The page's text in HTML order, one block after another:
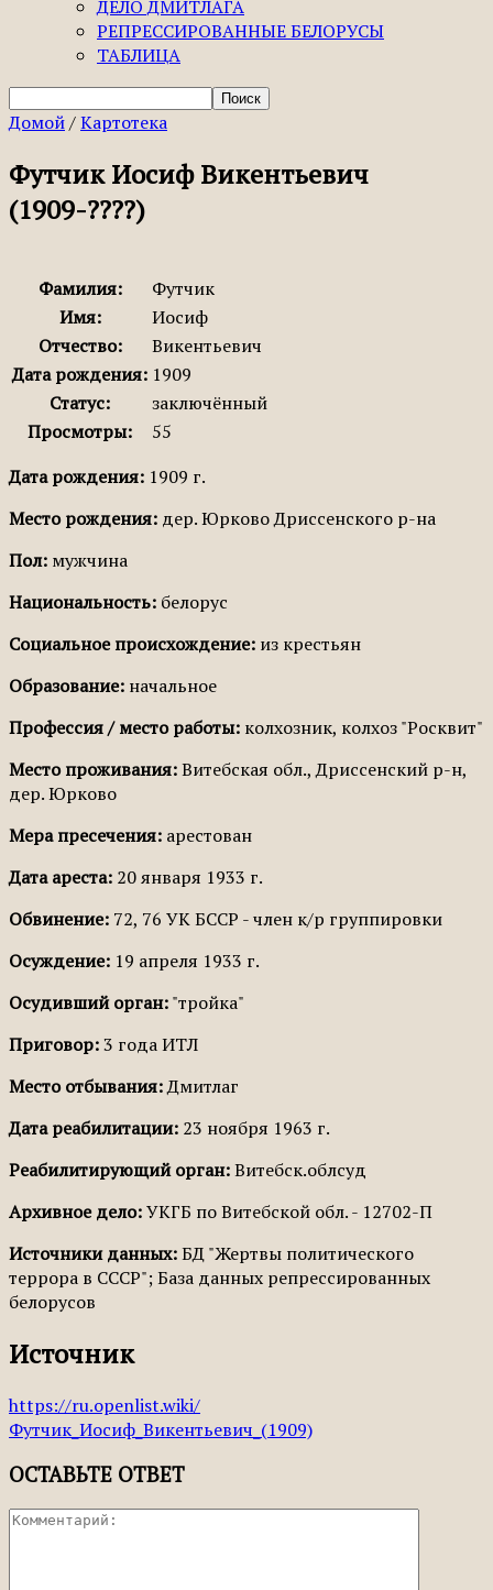
ДЕЛО ДМИТЛАГА
РЕПРЕССИРОВАННЫЕ БЕЛОРУСЫ
ТАБЛИЦА
Домой/Картотека
Футчик Иосиф Викентьевич
(1909-????)
Фамилия:
Футчик
Имя:
Иосиф
Отчество:
Викентьевич
Дата рождения: 1909
Статус:
заключённый
Просмотры:
55
Дата рождения: 1909 г.
Место рождения: дер. Юрково Дриссенского р-на
Пол: мужчина
Национальность: белорус
Социальное происхождение: из крестьян
Образование: начальное
Профессия / место работы: колхозник, колхоз "Росквит"
Место проживания:Витебская обл., Дриссенский р-н,
дер. Юрково
Мера пресечения: арестован
Дата ареста: 20 января 1933 г.
Обвинение: 72, 76 УК БССР - член к/р группировки
Осуждение: 19 апреля 1933 г.
Осудивший орган:"тройка"
Приговор:3 года ИТЛ
Место отбывания:Дмитлаг
Дата реабилитации: 23 ноября 1963 г.
Реабилитирующий орган:Витебск.облсуд
Архивное дело:УКГБ по Витебской обл. - 12702-П
Источники данных:БД "Жертвы политического
террора в СССР"; База данных репрессированных
белорусов
Источник
https://ru.openlist.wiki/
Футчик_Иосиф_Викентьевич_(1909)
ОСТАВЬТЕ ОТВЕТ